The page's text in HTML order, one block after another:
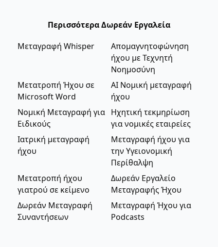
Περισσότερα Δωρεάν Εργαλεία
Μεταγραφή Whisper
Απομαγνητοφώνηση
ήχου με Τεχνητή
Νοημοσύνη
Μετατροπή Ήχου σε
Microsoft Word
AI Νομική μεταγραφή
ήχου
Νομική Μεταγραφή για
Ειδικούς
Ηχητική τεκμηρίωση
για νομικές εταιρείες
Ιατρική μεταγραφή
ήχου
Μεταγραφή ήχου για
την Υγειονομική
Περίθαλψη
Μετατροπή ήχου
γιατρού σε κείμενο
Δωρεάν Εργαλείο
Μεταγραφής Ήχου
Δωρεάν Μεταγραφή
Συναντήσεων
Μεταγραφή Ήχου για
Podcasts